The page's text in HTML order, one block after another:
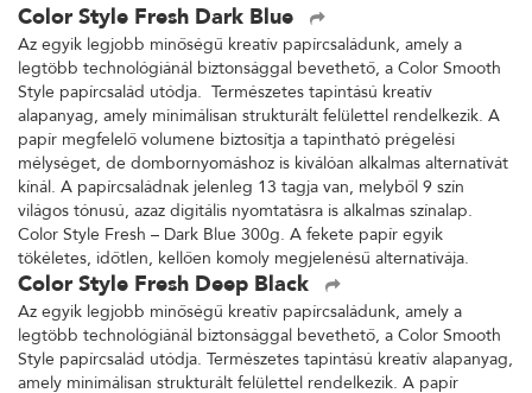
Color Style Fresh Dark Blue
Az egyik legjobb minőségű kreatív papírcsaládunk, amely a
legtöbb technológiánál biztonsággal bevethető, a Color Smooth
Style papírcsalád utódja. Természetes tapintású kreatív
alapanyag, amely minimálisan strukturált felülettel rendelkezik. A
papír megfelelő volumene biztosítja a tapintható prégelési
mélységet, de dombornyomáshoz is kiválóan alkalmas alternatívát
kínál. A papírcsaládnak jelenleg 13 tagja van, melyből 9 szín
világos tónusú, azaz digitális nyomtatásra is alkalmas színalap.
Color Style Fresh – Dark Blue 300g. A fekete papír egyik
tökéletes, időtlen, kellően komoly megjelenésű alternatívája.
Color Style Fresh Deep Black
Az egyik legjobb minőségű kreatív papírcsaládunk, amely a
legtöbb technológiánál biztonsággal bevethető, a Color Smooth
Style papírcsalád utódja. Természetes tapintású kreatív alapanyag,
amely minimálisan strukturált felülettel rendelkezik. A papír